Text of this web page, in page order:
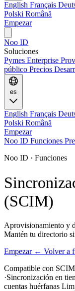
English Français
Polski Română
Empezar
Noo ID
Soluciones
Pymes Enterprise
público Precios
es
English Français
Polski Română
Empezar
Noo ID Funciones
Noo ID · Funciones
(SCIM)
Aprovisionamiento y
Mantén tu directorio
Empezar ← Volver a
Compatible con
·Sincronización en
cuentas huérfanas